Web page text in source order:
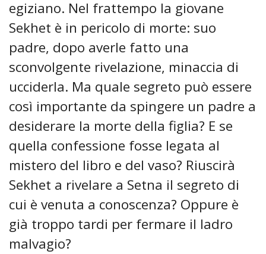
egiziano. Nel frattempo la giovane
Sekhet è in pericolo di morte: suo
padre, dopo averle fatto una
sconvolgente rivelazione, minaccia di
ucciderla. Ma quale segreto può essere
così importante da spingere un padre a
desiderare la morte della figlia? E se
quella confessione fosse legata al
mistero del libro e del vaso? Riuscirà
Sekhet a rivelare a Setna il segreto di
cui è venuta a conoscenza? Oppure è
già troppo tardi per fermare il ladro
malvagio?